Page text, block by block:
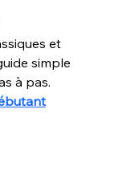
et
simple
à pas.